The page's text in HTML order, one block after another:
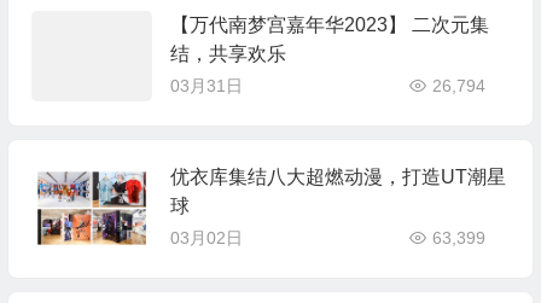
【万代南梦宫嘉年华2023】 二次元集
结，共享欢乐
03月31日 26,794
优衣库集结八大超燃动漫，打造UT潮星
球
03月02日 63,399